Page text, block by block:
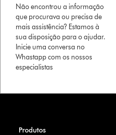
Não encontrou a informação
que procurava ou precisa de
mais assistência? Estamos à
sua disposição para o ajudar.
Inicie uma conversa no
Whastapp com os nossos
especialistas
Produtos